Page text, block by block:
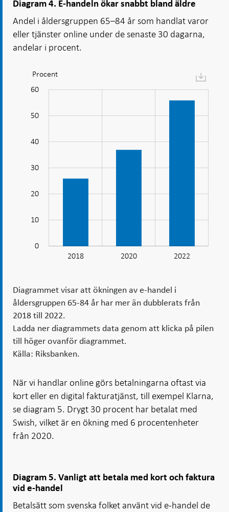
Diagram 4. E-handeln ökar snabbt bland äldre
Andel i åldersgruppen 65–84 år som handlat varor
eller tjänster online under de senaste 30 dagarna,
andelar i procent.
Diagram:
bland
Procent
25
20
30
60
40
50
10
0
L
2018 2020 2022
Diagrammet visar att ökningen av e-handel i
åldersgruppen 65-84 år har mer än dubblerats från
2018 till 2022.
Ladda ner diagrammets data genom att klicka på pilen
till höger ovanför diagrammet.
Källa: Riksbanken.
När vi handlar online görs betalningarna oftast via
kort eller en digital fakturatjänst, till exempel Klarna,
se diagram 5. Drygt 30 procent har betalat med
Swish, vilket är en ökning med 6 procentenheter
från 2020.
Diagram 5. Vanligt att betala med kort och faktura
vid e-handel
Betalsätt som svenska folket använt vid e-handel de